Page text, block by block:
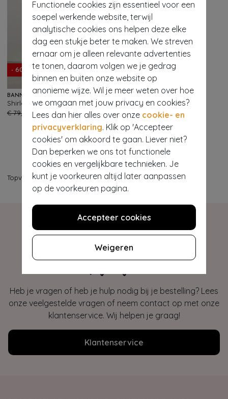
Functionele cookies zijn essentieel voor een
soepel werkende website, terwijl
analytische cookies ons helpen deze elke
dag een stukje beter te maken. We streven
ernaar om je alleen relevante advertenties
te tonen, daarom volgen we je gedrag
binnen en buiten onze website op
anonieme wijze. Wil je meer weten over hoe
we omgaan met jouw privacy en cookies?
Lees dan hier alles over onze cookie- en
privacyverklaring. Klik op 'Accepteer
cookies' om akkoord te gaan. Liever niet?
Dan beperken we ons tot functionele
cookies en vergelijkbare technieken. Je
kunt je voorkeuren altijd later aanpassen
op de voorkeuren pagina.
Accepteer cookies
Weigeren
- 60%
BANNED RETRO
Shirley Seaside swing jurk in crème
€ 79,95
€ 31,95
122
Topvintage> Vakantiefavorieten
Hey gorgeous
Heb je vragen of heb je hulp nodig bij je bestelling? Lees
onze veelgestelde vragen of neem contact op met onze
klantenservice. Wij helpen je graag!
Klantenservice